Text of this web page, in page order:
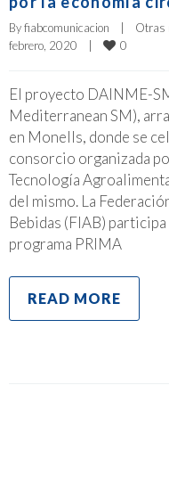
By fiabcomunicacion | Otras
febrero, 2020
| 0
El proyecto DAINME-
Mediterranean SM),
en Monells, donde se
consorcio organizada
Tecnología
del mismo. La
Bebidas (FIAB)
programa PRIMA
READ MORE